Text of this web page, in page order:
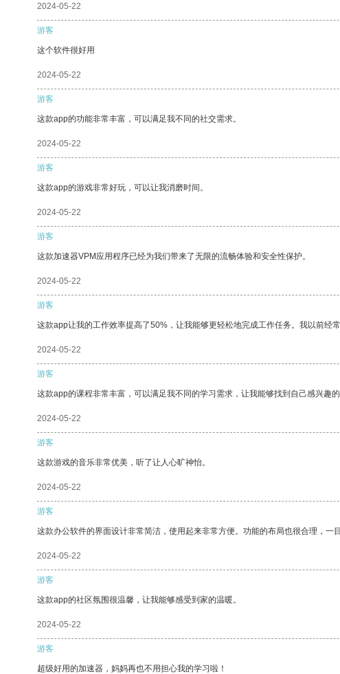
2024-05-22
游客
这个软件很好用
2024-05-22
游客
这款app的功能非常丰富，可以满足我不同的社交需求。
2024-05-22
游客
这款app的游戏非常好玩，可以让我消磨时间。
2024-05-22
游客
这款加速器VPM应用程序已经为我们带来了无限的流畅体验和安全性保护。
2024-05-22
游客
这款app让我的工作效率提高了50%，让我能够更轻松地完成工作任务。我以前经
2024-05-22
游客
这款app的课程非常丰富，可以满足我不同的学习需求，让我能够找到自己感兴趣的
2024-05-22
游客
这款游戏的音乐非常优美，听了让人心旷神怡。
2024-05-22
游客
这款办公软件的界面设计非常简洁，使用起来非常方便。功能的布局也很合理，一目
2024-05-22
游客
这款app的社区氛围很温馨，让我能够感受到家的温暖。
2024-05-22
游客
超级好用的加速器，妈妈再也不用担心我的学习啦！